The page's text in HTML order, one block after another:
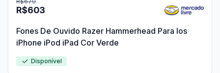
R$603
Fones De Ouvido Razer Hammerhead Para Ios
iPhone iPod iPad Cor Verde
Disponível